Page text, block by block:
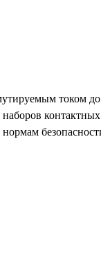
током